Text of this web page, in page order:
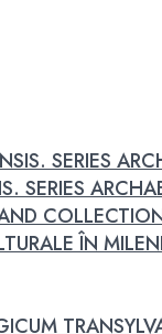
SERIES
SERIES
ÎN